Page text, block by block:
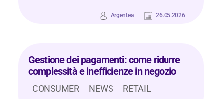
Argentea 26.05.2026
Gestione dei pagamenti: come ridurre
complessità e inefficienze in negozio
CONSUMER NEWS RETAIL